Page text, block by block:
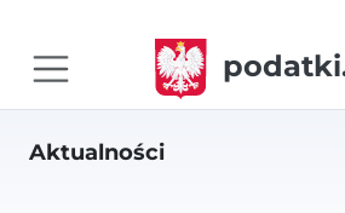
Aktualności